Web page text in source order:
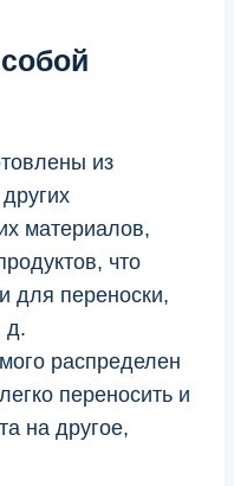
из
материалов,
что
для переноски,
д.
распределен
переносить и
на другое,